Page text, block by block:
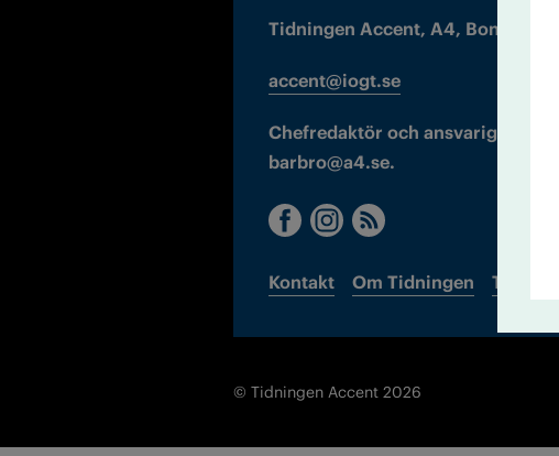
Tidningen Accent, A4,
accent@iogt.se
Chefredaktör och ansvarig
barbro@a4.se.
Kontakt Om Tidningen
© Tidningen Accent 2026